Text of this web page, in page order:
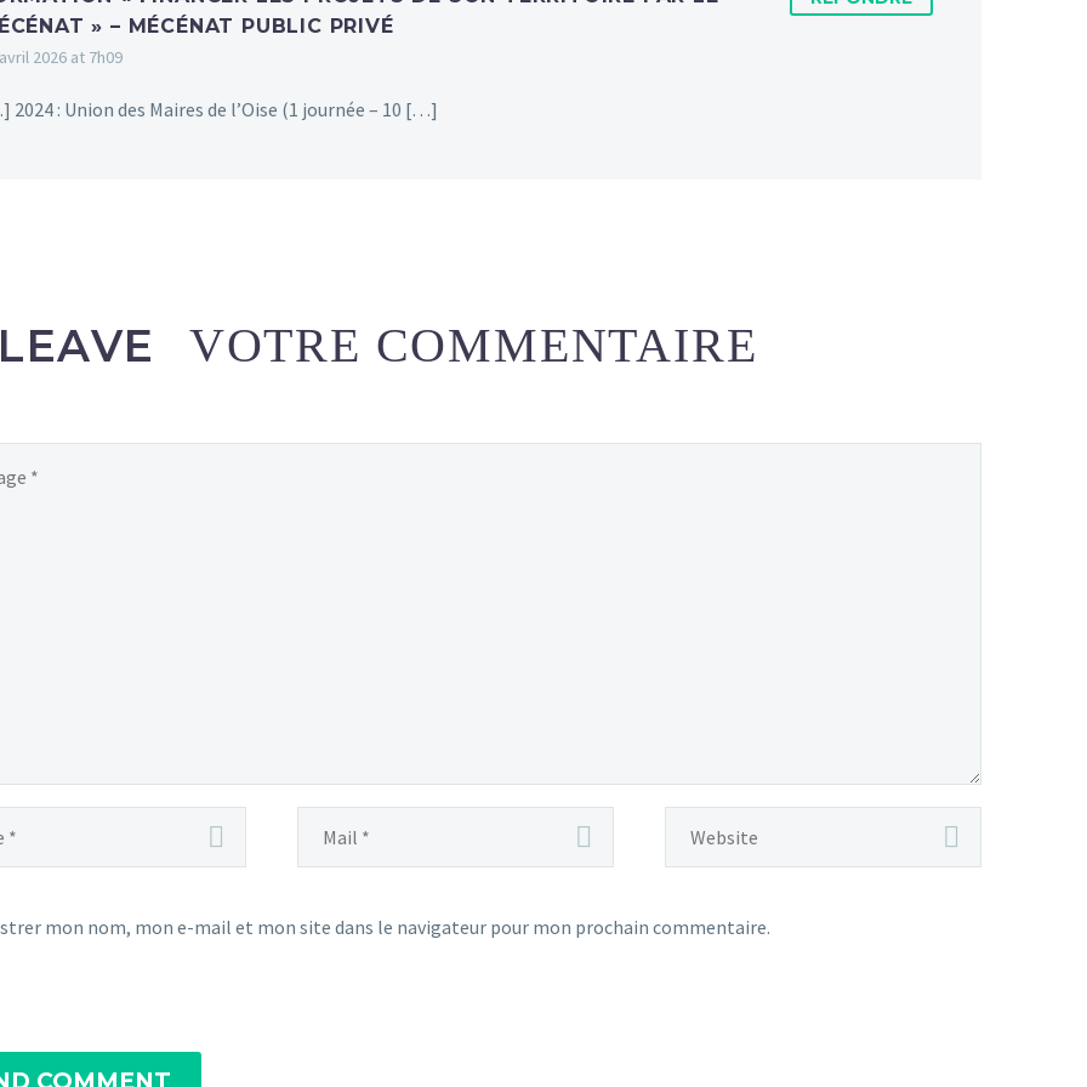
» – MÉCÉNAT PUBLIC PRIVÉ
2026 at 7h09
2024 : Union des Maires de l’Oise (1 journée – 10 […]
LEAVE
mon nom, mon e-mail et mon site dans le navigateur pour mon prochain commentaire.
COMMENT